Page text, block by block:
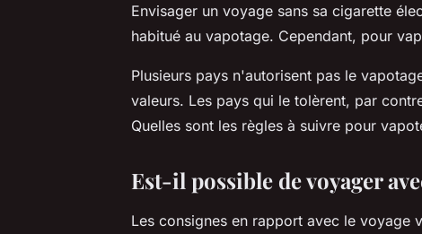
Envisager un voyage sans sa cigarette
habitué au vapotage. Cependant, pour
Plusieurs pays n'autorisent pas le
valeurs. Les pays qui le tolèrent, par
Quelles sont les règles à suivre pour
Est-il possible de voyager
Les consignes en rapport avec le voyage